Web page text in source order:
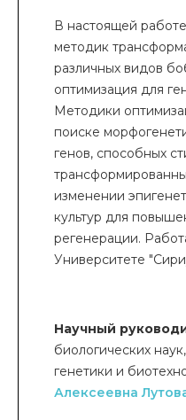
В настоящей
методик
различных видов
оптимизация для
Методики
поиске
генов, способных
изменении
культур для
регенерации.
Университете
Научный
биологических
генетики и
Алексеевна